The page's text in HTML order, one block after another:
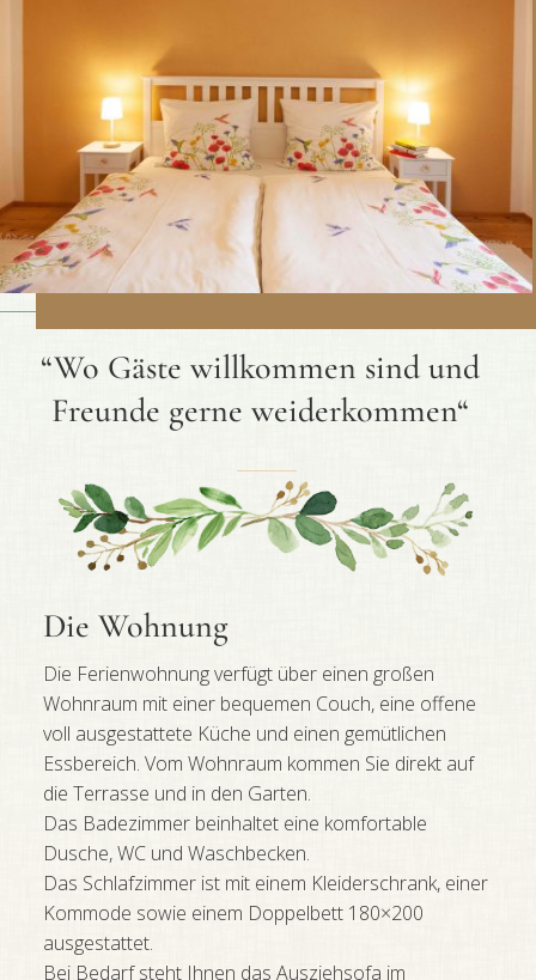
“Wo Gäste willkommen sind und
Freunde gerne weiderkommen“
Die Wohnung
Die Ferienwohnung verfügt über einen großen
Wohnraum mit einer bequemen Couch, eine offene
voll ausgestattete Küche und einen gemütlichen
Essbereich. Vom Wohnraum kommen Sie direkt auf
die Terrasse und in den Garten.
Das Badezimmer beinhaltet eine komfortable
Dusche, WC und Waschbecken.
Das Schlafzimmer ist mit einem Kleiderschrank, einer
Kommode sowie einem Doppelbett 180×200
ausgestattet.
Bei Bedarf steht Ihnen das Ausziehsofa im